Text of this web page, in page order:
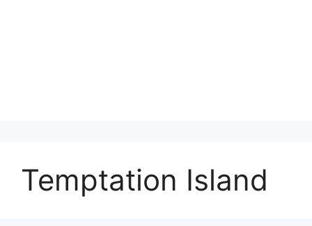
Temptation Island